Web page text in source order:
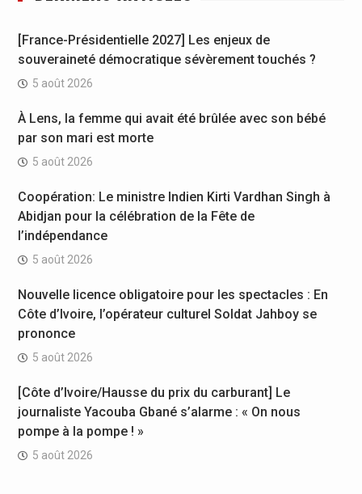
[France-Présidentielle 2027] Les enjeux de
souveraineté démocratique sévèrement touchés ?
5 août 2026
À Lens, la femme qui avait été brûlée avec son bébé
par son mari est morte
5 août 2026
Coopération: Le ministre Indien Kirti Vardhan Singh à
Abidjan pour la célébration de la Fête de
l’indépendance
5 août 2026
Nouvelle licence obligatoire pour les spectacles : En
Côte d’Ivoire, l’opérateur culturel Soldat Jahboy se
prononce
5 août 2026
[Côte d’Ivoire/Hausse du prix du carburant] Le
journaliste Yacouba Gbané s’alarme : « On nous
pompe à la pompe ! »
5 août 2026